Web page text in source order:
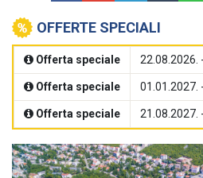
OFFERTE SPECIALI
Offerta speciale 22.08.2026.
Offerta speciale 01.01.2027.
Offerta speciale 21.08.2027.